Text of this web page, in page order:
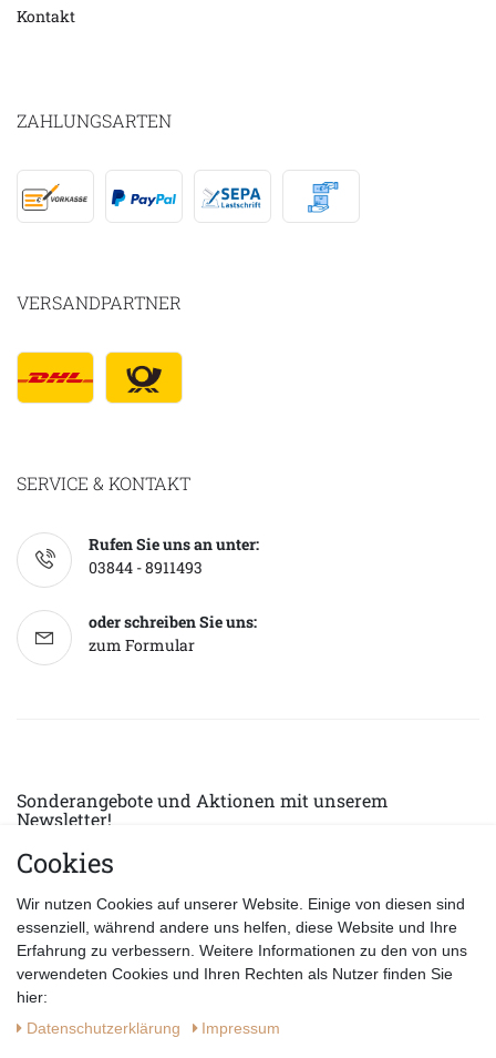
Kontakt
ZAHLUNGSARTEN
VERSANDPARTNER
SERVICE & KONTAKT
Rufen Sie uns an unter:
03844 - 8911493
oder schreiben Sie uns:
zum Formular
Sonderangebote und Aktionen mit unserem
Newsletter!
E-MAIL *
Datenschutzerklärung
Cookies
Wir nutzen Cookies auf unserer Website. Einige von diesen sind
essenziell, während andere uns helfen, diese Website und Ihre
Erfahrung zu verbessern. Weitere Informationen zu den von uns
verwendeten Cookies und Ihren Rechten als Nutzer finden Sie
hier:
Daten­schutz­erklärung
Impressum